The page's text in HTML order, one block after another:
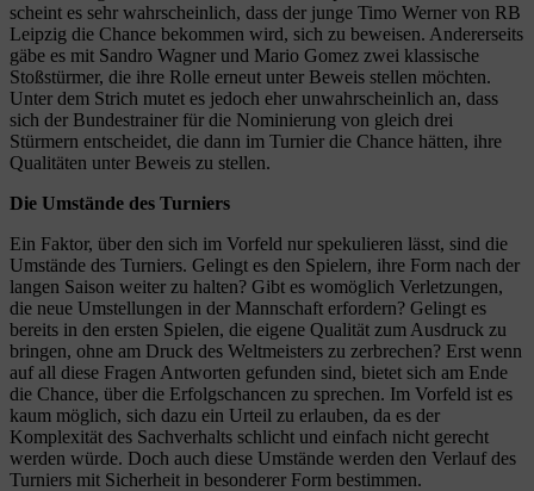
scheint es sehr wahrscheinlich, dass der junge Timo Werner von RB
Leipzig die Chance bekommen wird, sich zu beweisen. Andererseits
gäbe es mit Sandro Wagner und Mario Gomez zwei klassische
Stoßstürmer, die ihre Rolle erneut unter Beweis stellen möchten.
Unter dem Strich mutet es jedoch eher unwahrscheinlich an, dass
sich der Bundestrainer für die Nominierung von gleich drei
Stürmern entscheidet, die dann im Turnier die Chance hätten, ihre
Qualitäten unter Beweis zu stellen.
Die Umstände des Turniers
Ein Faktor, über den sich im Vorfeld nur spekulieren lässt, sind die
Umstände des Turniers. Gelingt es den Spielern, ihre Form nach der
langen Saison weiter zu halten? Gibt es womöglich Verletzungen,
die neue Umstellungen in der Mannschaft erfordern? Gelingt es
bereits in den ersten Spielen, die eigene Qualität zum Ausdruck zu
bringen, ohne am Druck des Weltmeisters zu zerbrechen? Erst wenn
auf all diese Fragen Antworten gefunden sind, bietet sich am Ende
die Chance, über die Erfolgschancen zu sprechen. Im Vorfeld ist es
kaum möglich, sich dazu ein Urteil zu erlauben, da es der
Komplexität des Sachverhalts schlicht und einfach nicht gerecht
werden würde. Doch auch diese Umstände werden den Verlauf des
Turniers mit Sicherheit in besonderer Form bestimmen.